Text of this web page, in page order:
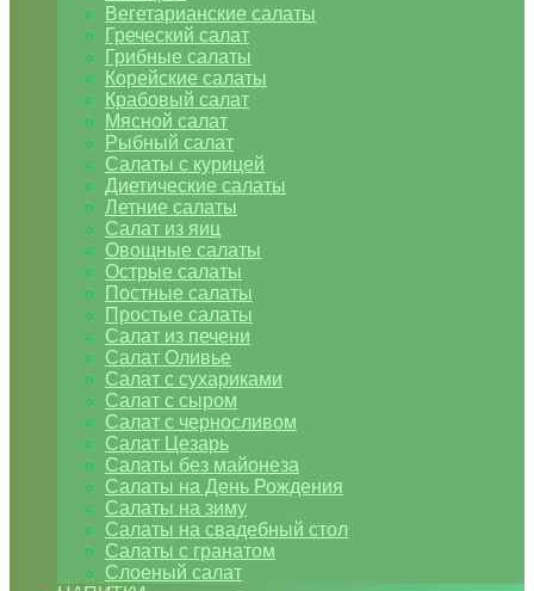
Вегетарианские салаты
Греческий салат
Грибные салаты
Корейские салаты
Крабовый салат
Мясной салат
Рыбный салат
Салаты с курицей
Диетические салаты
Летние салаты
Салат из яиц
Овощные салаты
Острые салаты
Постные салаты
Простые салаты
Салат из печени
Салат Оливье
Салат с сухариками
Салат с сыром
Салат с черносливом
Салат Цезарь
Салаты без майонеза
Салаты на День Рождения
Салаты на зиму
Салаты на свадебный стол
Салаты с гранатом
Слоеный салат